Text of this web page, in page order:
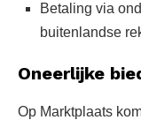
Betaling via
buitenlandse
Oneerlijke
Op Marktplaats